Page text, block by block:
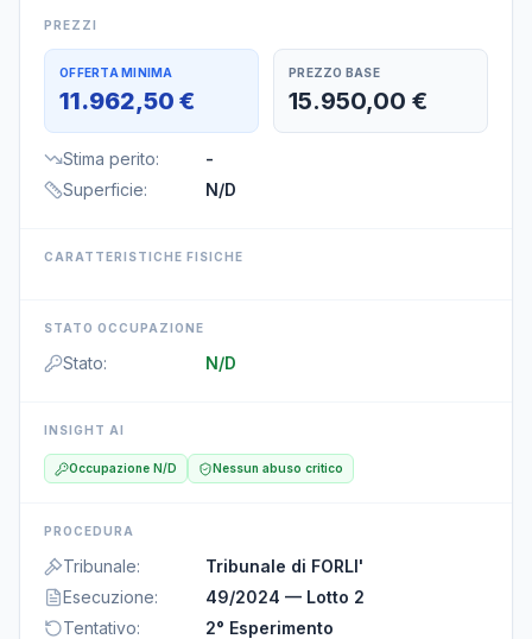
PREZZI
OFFERTA MINIMA
11.962,50 €
PREZZO BASE
15.950,00 €
Stima perito:
-
Superficie: N/D
CARATTERISTICHE FISICHE
STATO OCCUPAZIONE
Stato: N/D
INSIGHT AI
Occupazione N/D Nessun abuso critico
PROCEDURA
Tribunale:
Tribunale di FORLI'
Esecuzione:
49/2024 — Lotto 2
Tentativo:
2° Esperimento